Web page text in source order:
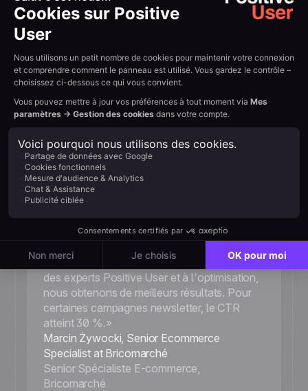
Des équipes réelles. Des
résultats concrets
Des startups aux leaders européens, les solutions
Positive aident plus de 100 000 équipes à communiquer
avec leurs clients.
30%
Taux de clics de la newsletter
«Nous observons attentivement l'efficacité
de nos emails et essayons de trouver les
conversion plus faibles. Grâce aux conseils
des experts Positive User et à l'optimisation,
nous obtenons de meilleurs résultats. Pour
certaines campagnes newsletter, le CTR
atteint 30 %.»
Marcin Żywocki, Senior Ecommerce
Specialist at Bricomarché
Senior Spécialiste E-commerce,
Bricomarché